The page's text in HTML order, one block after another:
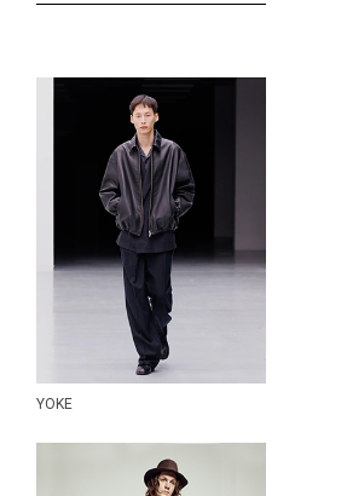
MONOLITH
Needles
N.HOOLYWOOD
YOKE